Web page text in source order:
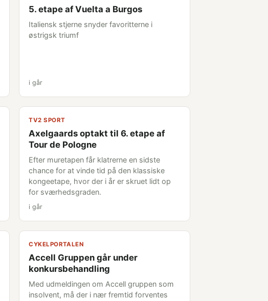
5. etape af Vuelta a Burgos
Italiensk stjerne snyder favoritterne i
østrigsk triumf
i går
TV2 SPORT
Axelgaards optakt til 6. etape af
Tour de Pologne
Efter muretapen får klatrerne en sidste
chance for at vinde tid på den klassiske
kongeetape, hvor der i år er skruet lidt op
for sværhedsgraden.
i går
CYKELPORTALEN
Accell Gruppen går under
konkursbehandling
Med udmeldingen om Accell gruppen som
insolvent, må der i nær fremtid forventes